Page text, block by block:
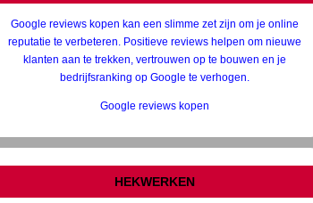
Google reviews kopen kan een slimme zet zijn om je online
reputatie te verbeteren. Positieve reviews helpen om nieuwe
klanten aan te trekken, vertrouwen op te bouwen en je
bedrijfsranking op Google te verhogen.
Google reviews kopen
HEKWERKEN